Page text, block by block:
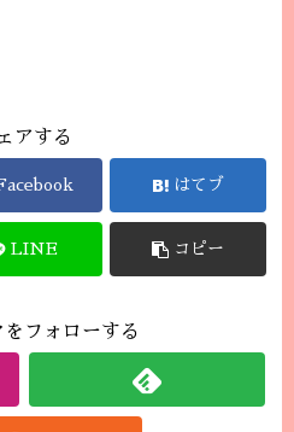
アする
はてブ
LINE コピー
をフォローする